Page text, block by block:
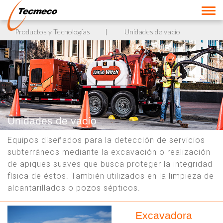
Industrias
Aplicaciones
Productos y Tecnologías
Marcas
Partes y servicios
Contacto
Productos y Tecnologías Unidades de vacío
Unidades de vacío
Equipos diseñados para la detección de servicios
subterráneos mediante la excavación o realización
de apiques suaves que busca proteger la integridad
física de éstos. También utilizados en la limpieza de
alcantarillados o pozos sépticos.
Excavadora